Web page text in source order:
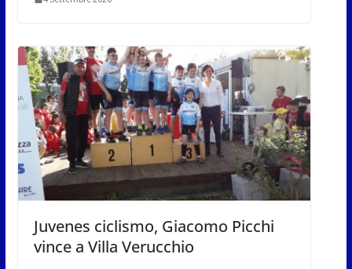
Juvenes ciclismo, Giacomo Picchi
vince a Villa Verucchio